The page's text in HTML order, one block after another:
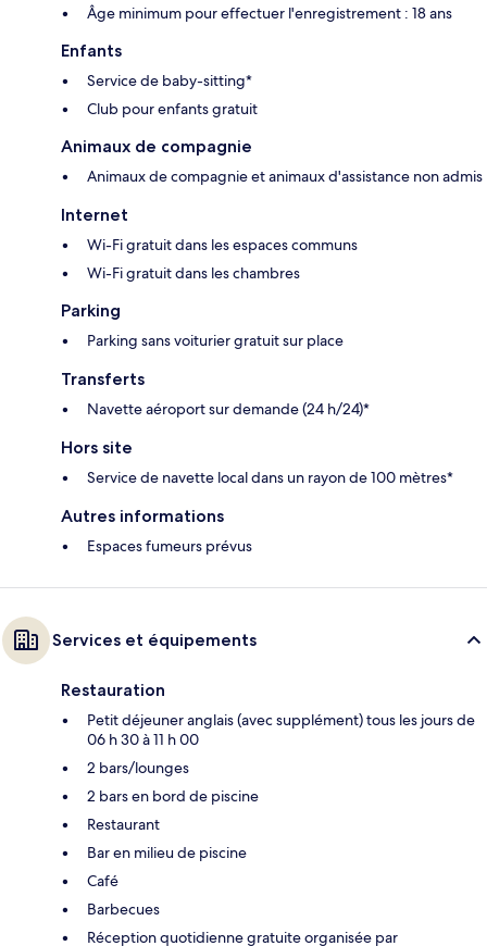
Âge minimum pour effectuer l'enregistrement : 18 ans
Enfants
Service de baby-sitting*
Club pour enfants gratuit
Animaux de compagnie
Animaux de compagnie et animaux d'assistance non admis
Internet
Wi-Fi gratuit dans les espaces communs
Wi-Fi gratuit dans les chambres
Parking
Parking sans voiturier gratuit sur place
Transferts
Navette aéroport sur demande (24 h/24)*
Hors site
Service de navette local dans un rayon de 100 mètres*
Autres informations
Espaces fumeurs prévus
Services et équipements
Restauration
Petit déjeuner anglais (avec supplément) tous les jours de
06 h 30 à 11 h 00
2 bars/lounges
2 bars en bord de piscine
Restaurant
Bar en milieu de piscine
Café
Barbecues
Réception quotidienne gratuite organisée par